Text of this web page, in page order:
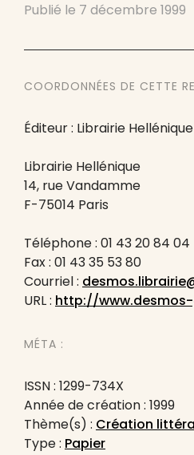
Publié le 7 décembre 1999
COORDONNÉES DE CETTE
Éditeur : Librairie
Librairie Hellénique
14, rue Vandamme
F-75014 Paris
Téléphone : 01 43 20 84 04
Fax : 01 43 35 53 80
Courriel :
URL : http://
MÉTA :
ISSN : 1299-734X
Année de création : 1999
Thème(s) : Création
Type : Papier